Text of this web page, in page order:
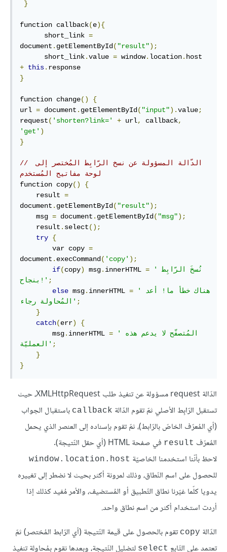
}
function callback(e){
      short_link
=
document . getElementById ( "result");
      short_link
.value = window. location.
+ this.
}
function change()
{
url = document . getElementById ( "input").value;
request( 'shorten?link=' + url, callback,
'get' )
}
// الدّالة المسؤولة عن نسخ الرّابِط المُختصر إلى
لوحة مفاتيح المُستخدم
function copy()
{
    result
=
document . getElementById ( "result");
    msg
= document . getElementById ( "msg");
    result
. select();
try {
        var copy
=
document . execCommand ( 'copy' );
if(copy) msg. innerHTML =
'نُسخَ الرّابِط
بنجاح!' ;
else msg. innerHTML =
'هناك خطأ ما! أعد
المُحاولة رجاء' ;
}
catch(err)
{
        msg
. innerHTML =
'المُتصفّح لا يدعم هذه
العمليّة' ;
}
}
الدّالة request مسؤولة عن تنفيذ طلب XMLHttpRequest، حيث
تستقبل الرّابِط الأصلي ثمّ تقوم الدّالة callback باستقبال الجواب
(أي المُعرّف الخاصّ بالرّابط)، ثمّ تقوم بإسناده إلى العنصر الذي يحمل
المُعرّف result في صفحة HTML (أي حقل النّتيجة).
لاحظ بأنّنا استخدمنا الخاصيّة window.location.host
للحصول على اسم النّطاق، وذلك لمرونة أكثر بحيث لا نضطر إلى تغييره
يدويا كلّما غيّرنا نطاق التّطبيق أو المُستضيف، والأمر مُفيد كذلك إذا
أردت استخدام أكثر من اسم نطاق واحد.
الدّالة copy تقوم بالحصول على قيمة النّتيجة (أي الرّابط المُختصر) ثمّ
تعتمد على التّابع select لتضليل النّتيجة، وبعدها نقوم بمُحاولة تنفيذ